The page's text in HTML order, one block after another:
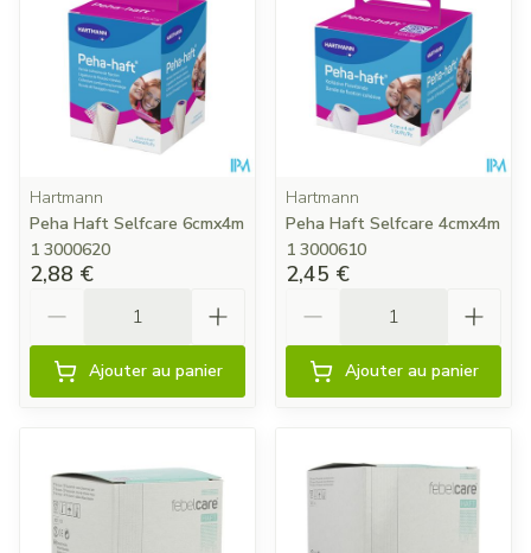
Hartmann
Peha Haft Selfcare 6cmx4m
1 3000620
2,88 €
Ajouter au panier
Hartmann
Peha Haft Selfcare 4cmx4m
1 3000610
2,45 €
Ajouter au panier